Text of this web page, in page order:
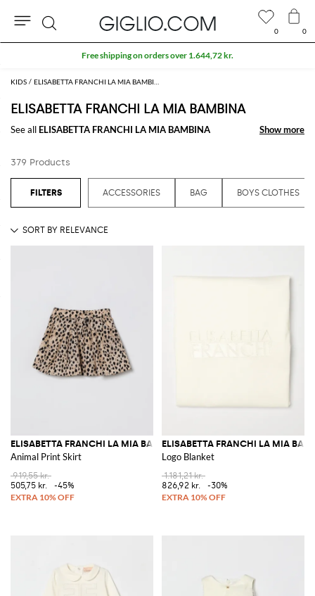
KIDS
ELISABETTA FRANCHI LA MIA BAMBINA
See all ELISABETTA FRANCHI LA MIA BAMBINA Show more
Show more
379 Products
ACCESSORIES BAG BOYS CLOTHES
ELISABETTA FRANCHI LA MIA BAMBINA
Animal Print Skirt
919,55 kr.
505,75 kr.
-45%
ELISABETTA FRANCHI LA MIA
Logo Blanket
1.181,21 kr.
826,92 kr.
-30%
0 0
Search
Extra 10% off SALE